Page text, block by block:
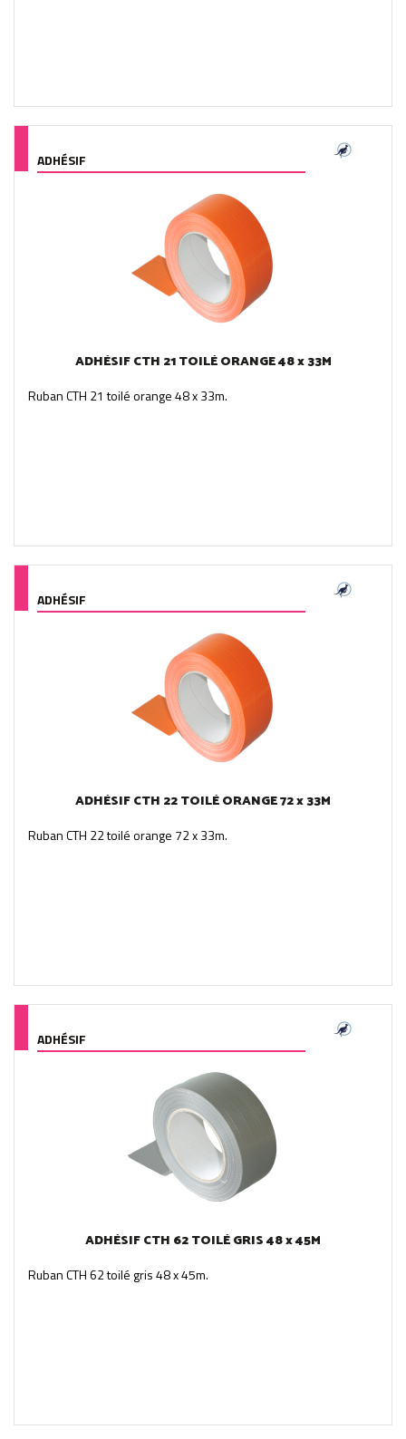
ADHÉSIF
ADHÉSIF CTH 21 TOILÉ ORANGE 48 x 33M
Ruban CTH 21 toilé orange 48 x 33m.
ADHÉSIF
ADHÉSIF CTH 22 TOILÉ ORANGE 72 x 33M
Ruban CTH 22 toilé orange 72 x 33m.
ADHÉSIF
ADHÉSIF CTH 62 TOILÉ GRIS 48 x 45M
Ruban CTH 62 toilé gris 48 x 45m.